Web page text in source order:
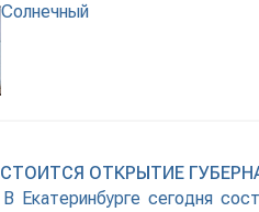
Солнечный
ОТКРЫТИЕ
Екатеринбурге сегодня